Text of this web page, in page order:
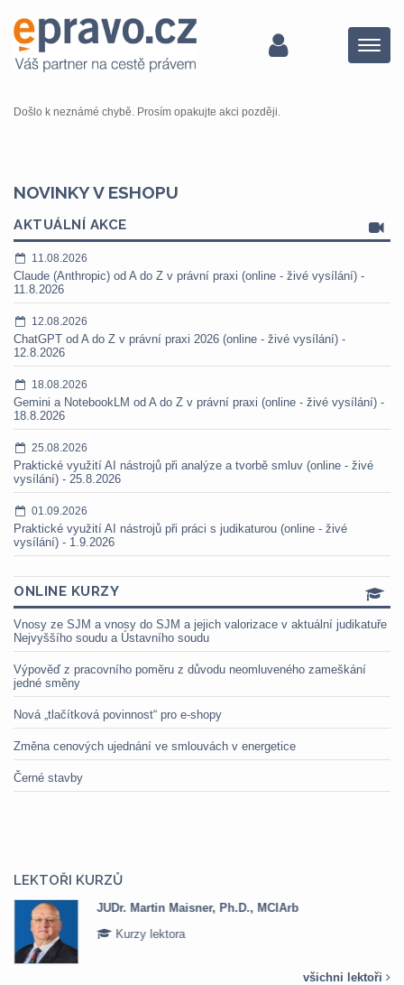
Menu
Došlo k neznámé chybě. Prosím opakujte akci později.
NOVINKY V ESHOPU
AKTUÁLNÍ AKCE
11.08.2026
Claude (Anthropic) od A do Z v právní praxi (online - živé vysílání) -
11.8.2026
12.08.2026
ChatGPT od A do Z v právní praxi 2026 (online - živé vysílání) -
12.8.2026
18.08.2026
Gemini a NotebookLM od A do Z v právní praxi (online - živé vysílání) -
18.8.2026
25.08.2026
Praktické využití AI nástrojů při analýze a tvorbě smluv (online - živé
vysílání) - 25.8.2026
01.09.2026
Praktické využití AI nástrojů při práci s judikaturou (online - živé
vysílání) - 1.9.2026
ONLINE KURZY
Vnosy ze SJM a vnosy do SJM a jejich valorizace v aktuální judikatuře
Nejvyššího soudu a Ústavního soudu
Výpověď z pracovního poměru z důvodu neomluveného zameškání
jedné směny
Nová „tlačítková povinnost“ pro e-shopy
Změna cenových ujednání ve smlouvách v energetice
Černé stavby
LEKTOŘI KURZŮ
JUDr. Martin Maisner, Ph.D., MCIArb
Kurzy lektora
všichni lektoři